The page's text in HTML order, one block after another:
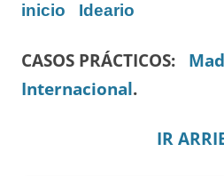
inicio
Ideario
CASOS PRÁCTICOS:
Internacional.
IR